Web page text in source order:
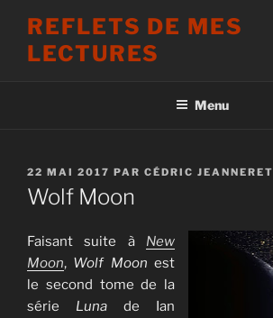
contenu
REFLETS DE MES
LECTURES
Menu
PUBLIÉ
LE
22 MAI 2017 PAR CÉDRIC JEANNERET
Wolf Moon
Faisant suite à New
Moon, Wolf Moon est
le second tome de la
série Luna de Ian